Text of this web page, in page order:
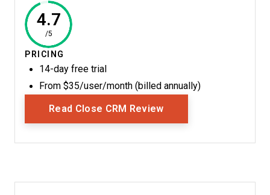
4.7
/5
PRICING
14-day free trial
From $35/user/month (billed annually)
Read Close CRM ReviewOpens New Window